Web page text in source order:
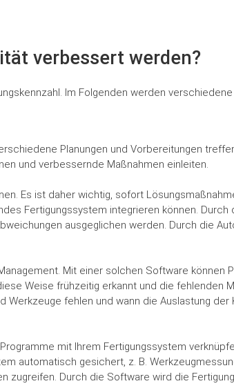
verbessert werden?
Im Folgenden werden
Planungen und Vorbereitungen
und verbessernde Maßnahmen einleiten.
Es ist daher wichtig, sofort
Fertigungssystem integrieren können.
ausgeglichen werden. Durch die
Mit einer solchen Software können
Weise frühzeitig erkannt und die fehlenden
fehlen und wann die Auslastung
mit Ihrem Fertigungssystem
automatisch gesichert, z. B.
Durch die Software wird die